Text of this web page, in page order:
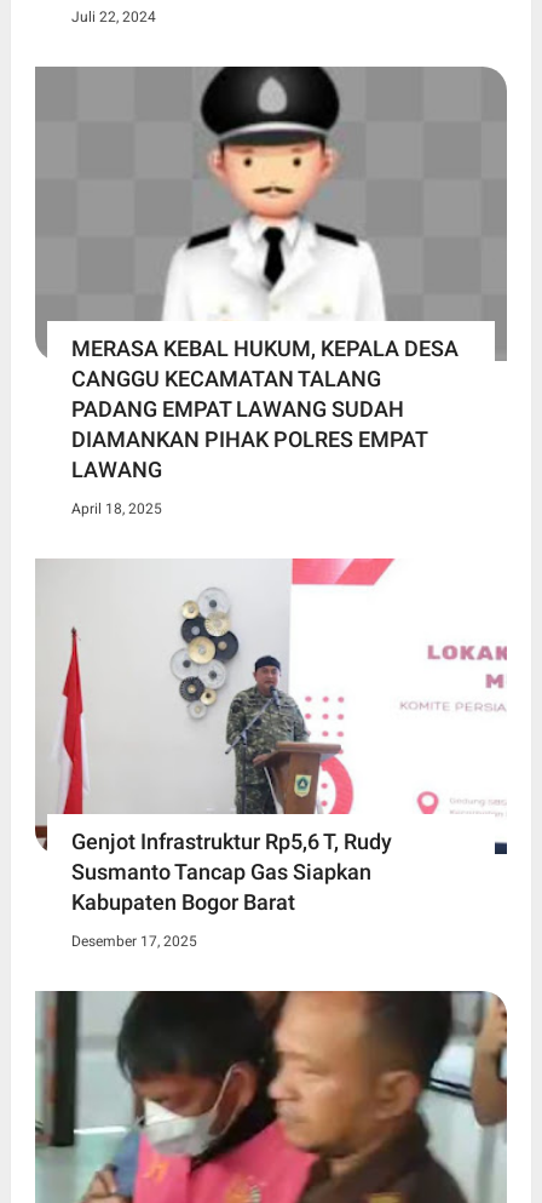
Juli 22, 2024
MERASA KEBAL HUKUM, KEPALA DESA
CANGGU KECAMATAN TALANG
PADANG EMPAT LAWANG SUDAH
DIAMANKAN PIHAK POLRES EMPAT
LAWANG
April 18, 2025
Genjot Infrastruktur Rp5,6 T, Rudy
Susmanto Tancap Gas Siapkan
Kabupaten Bogor Barat
Desember 17, 2025